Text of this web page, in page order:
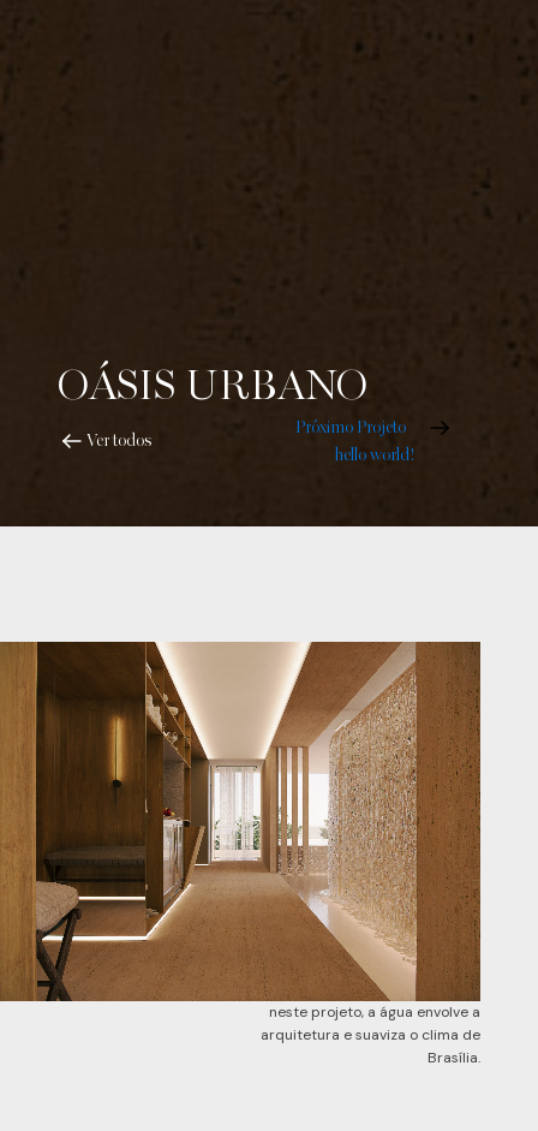
OÁSIS URBANO
Ver todos
Próximo Projeto
hello world!
neste projeto, a água envolve a
arquitetura e suaviza o clima de
Brasília.